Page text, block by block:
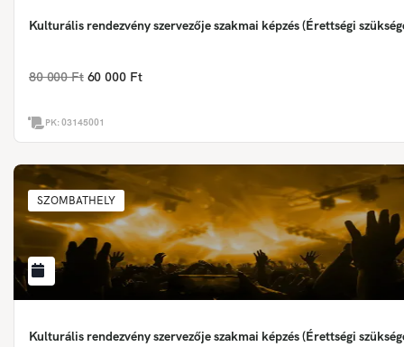
Kulturális rendezvény szervezője szakmai képzés (Érettségi
80 000 Ft 60 000 Ft
PK:03145001
SZOMBATHELY
Kulturális rendezvény szervezője szakmai képzés (Érettségi